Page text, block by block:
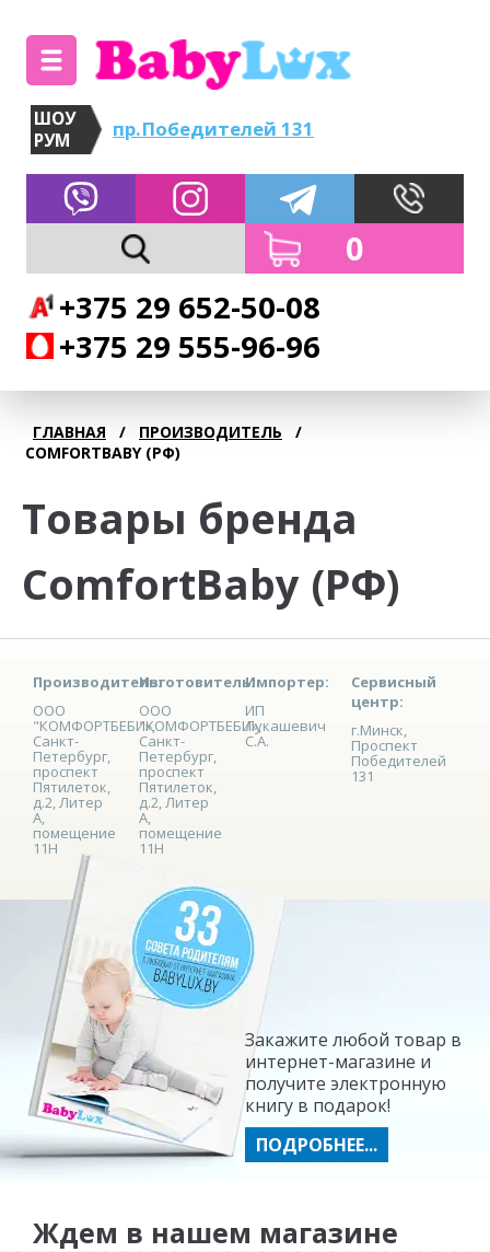
РУМ
пр.Победителей 131
0
+375 29 652-50-08
+375 29 555-96-96
ГЛАВНАЯ / ПРОИЗВОДИТЕЛЬ
/
COMFORTBABY (РФ)
Товары бренда
ComfortBaby (РФ)
Производитель:
ООО
"КОМФОРТБЕБИ»,
Санкт-
Петербург,
проспект
Пятилеток,
д.2, Литер
А,
помещение
11Н
Изготовитель:
ООО
"КОМФОРТБЕБИ»,
Санкт-
Петербург,
проспект
Пятилеток,
д.2, Литер
А,
помещение
11Н
Импортер:
ИП
Лукашевич
С.А.
Сервисный
центр:
г.Минск,
Проспект
Победителей
131
Закажите любой товар в
интернет-магазине и
получите электронную
книгу в подарок!
ПОДРОБНЕЕ...
Ждем в нашем магазине